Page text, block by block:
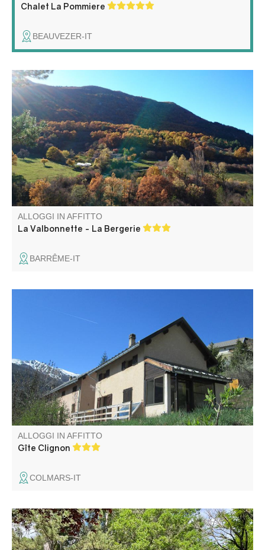
Chalet La Pommiere
BEAUVEZER-IT
Situata tra le Gole del Verdon e il Parco Nazionale del
Mercantour, Valbonnette è un luogo ricco di biodiversità e
bellezza paesaggistica, insolito per il suo isolamento e la
sua tranquillità.
ALLOGGI IN AFFITTO
La Valbonnette - La Bergerie
BARRÊME-IT
indipendente esposta a sud, con ampia terrazza e vista
sul Forte Vauban di Colmars e sulle montagne.
ALLOGGI IN AFFITTO
Gîte Clignon
COLMARS-IT
Il Camping du Lac è un piccolo campeggio familiare
situato a 500 m dal lago, che offre confortevoli eco-